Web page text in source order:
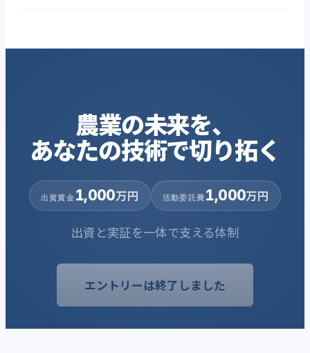
農業の未来を、
あなたの技術で切り拓く
出資賞金 1,000万円 活動委託費 1,000万円
出資と実証を一体で支える体制
エントリーは終了しました